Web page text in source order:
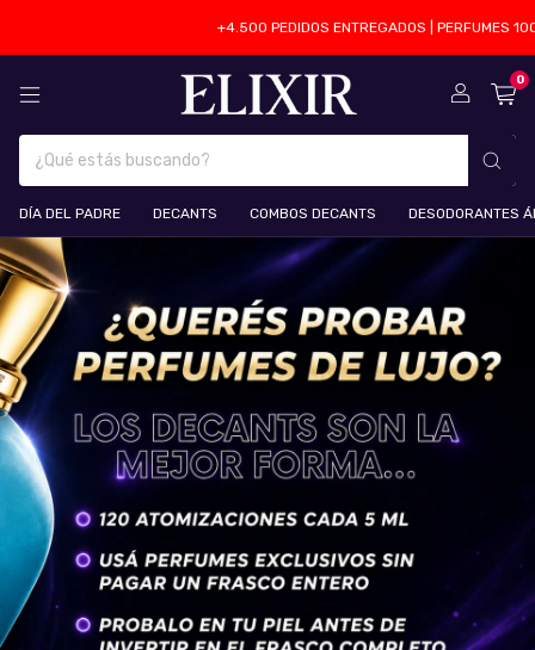
+4.500 PEDIDOS ENTREGADOS | PERFUMES 100%
0
DÍA DEL PADRE DECANTS COMBOS DECANTS DESODORANTES